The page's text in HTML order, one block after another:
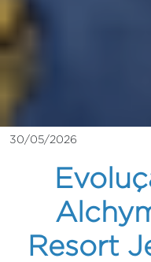
30/05/2026
Resort